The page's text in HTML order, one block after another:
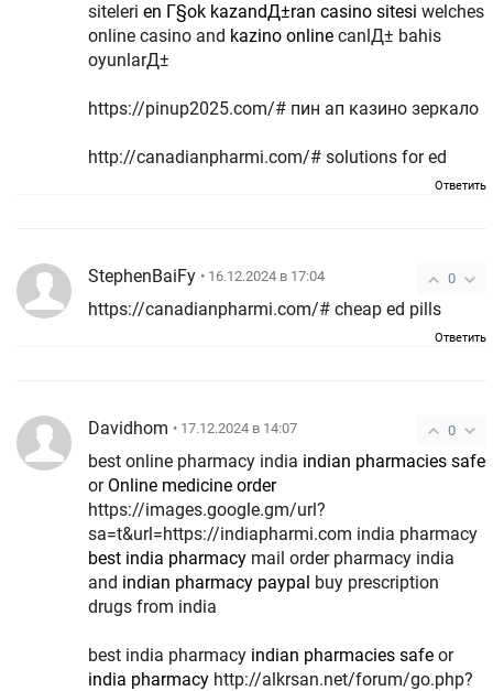
siteleri en Г§ok kazandД±ran casino sitesi welches
online casino and kazino online canlД± bahis
oyunlarД±
https://pinup2025.com/# пин ап казино зеркало
http://canadianpharmi.com/# solutions for ed
Ответить
0
StephenBaiFy • 16.12.2024 в 17:04
https://canadianpharmi.com/# cheap ed pills
Ответить
0
Davidhom • 17.12.2024 в 14:07
best online pharmacy india indian pharmacies safe
or Online medicine order
https://images.google.gm/url?
sa=t&url=https://indiapharmi.com india pharmacy
best india pharmacy mail order pharmacy india
and indian pharmacy paypal buy prescription
drugs from india
best india pharmacy indian pharmacies safe or
india pharmacy